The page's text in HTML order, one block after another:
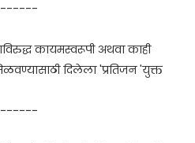
कायमस्वरूपी अथवा काही
दिलेला 'प्रतिजन 'युक्त